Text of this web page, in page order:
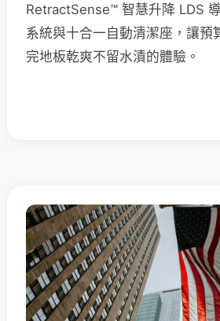
RetractSense™ 智慧升降 LDS
系統與十合一自動清潔座，讓預
完地板乾爽不留水漬的體驗。